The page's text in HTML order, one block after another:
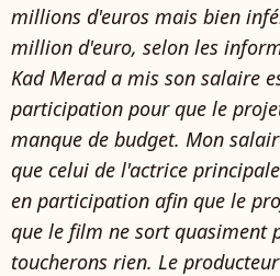
millions d'euros mais bien
million d'euro, selon les
Kad Merad a mis son salaire
participation pour que le
manque de budget. Mon
que celui de l'actrice
en participation afin que le
que le film ne sort quasiment
toucherons rien. Le